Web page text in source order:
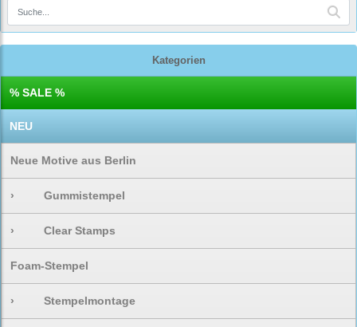
Kategorien
% SALE %
NEU
Neue Motive aus Berlin
› Gummistempel
› Clear Stamps
Foam-Stempel
› Stempelmontage